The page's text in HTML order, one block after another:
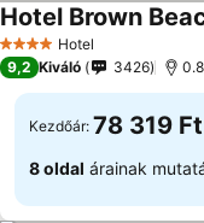
4 KategóriaHotel
Hotel Brown
9,2 Kiváló 3426
Kezdőár: 78 319 Ft
8 oldal árainak